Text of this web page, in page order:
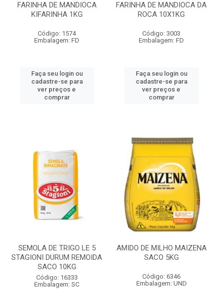
FARINHA DE MANDIOCA
KIFARINHA 1KG
Código: 1574
Embalagem: FD
Faça seu login ou
cadastre-se para
ver preços e
comprar
FARINHA DE MANDIOCA DA
ROCA 10X1KG
Código: 3003
Embalagem: FD
Faça seu login ou
cadastre-se para
ver preços e
comprar
SEMOLA DE TRIGO LE 5
STAGIONI DURUM REMOIDA
SACO 10KG
Código: 16333
Embalagem: SC
AMIDO DE MILHO MAIZENA
SACO 5KG
Código: 6346
Embalagem: UND